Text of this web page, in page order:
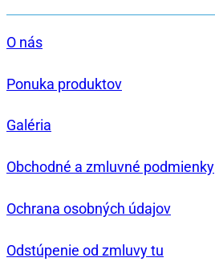
O nás
Ponuka produktov
Galéria
Obchodné a zmluvné podmienky
Ochrana osobných údajov
Odstúpenie od zmluvy tu